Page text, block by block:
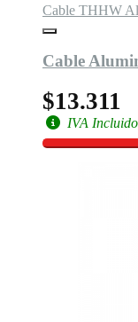
Cable THHW
Cable
$13.311
IVA Incluido